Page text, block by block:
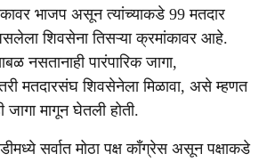
भाजप असून त्यांच्याकडे 99 मतदार
शिवसेना तिसऱ्या क्रमांकावर आहे.
नसतानाही पारंपारिक जागा,
मतदारसंघ शिवसेनेला मिळावा, असे म्हणत
जागा मागून घेतली होती.
सर्वात मोठा पक्ष काँग्रेस असून पक्षाकडे